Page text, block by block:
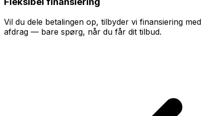
Vil du dele betalingen op, tilbyder vi finansiering med
afdrag — bare spørg, når du får dit tilbud.